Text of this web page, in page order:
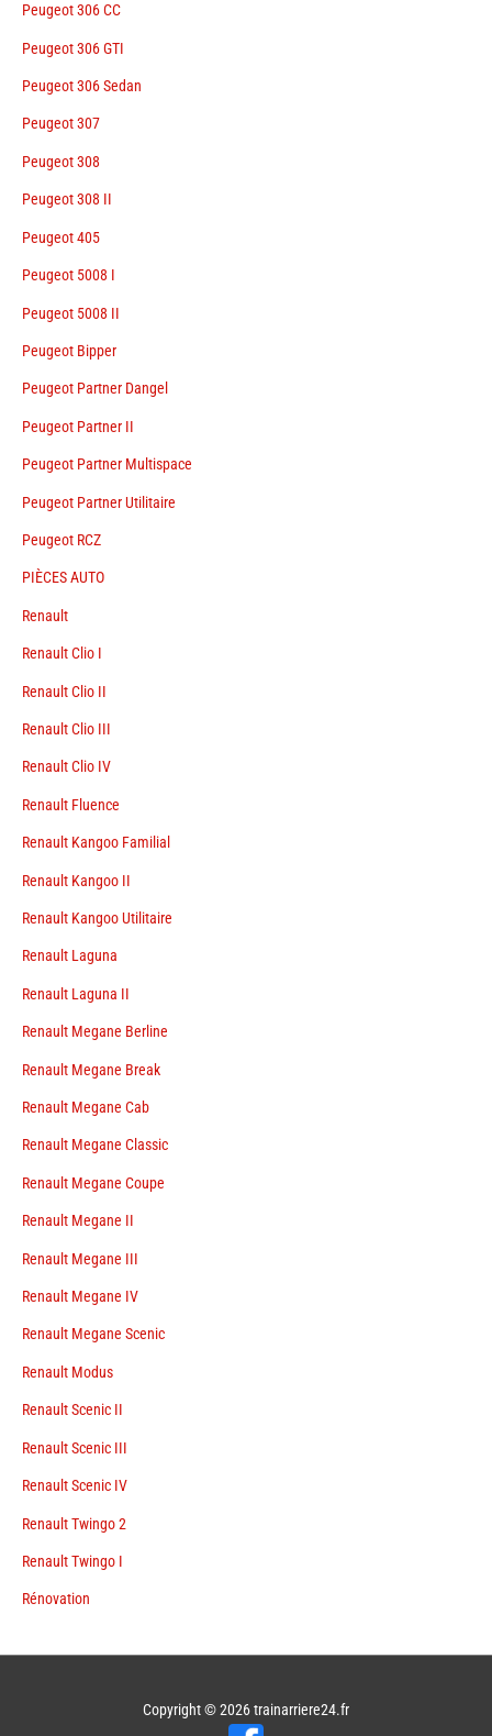
Peugeot 306 CC
Peugeot 306 GTI
Peugeot 306 Sedan
Peugeot 307
Peugeot 308
Peugeot 308 II
Peugeot 405
Peugeot 5008 I
Peugeot 5008 II
Peugeot Bipper
Peugeot Partner Dangel
Peugeot Partner II
Peugeot Partner Multispace
Peugeot Partner Utilitaire
Peugeot RCZ
PIÈCES AUTO
Renault
Renault Clio I
Renault Clio II
Renault Clio III
Renault Clio IV
Renault Fluence
Renault Kangoo Familial
Renault Kangoo II
Renault Kangoo Utilitaire
Renault Laguna
Renault Laguna II
Renault Megane Berline
Renault Megane Break
Renault Megane Cab
Renault Megane Classic
Renault Megane Coupe
Renault Megane II
Renault Megane III
Renault Megane IV
Renault Megane Scenic
Renault Modus
Renault Scenic II
Renault Scenic III
Renault Scenic IV
Renault Twingo 2
Renault Twingo I
Rénovation
Copyright © 2026trainarriere24.fr